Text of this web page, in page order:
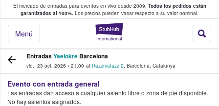
El mercado de entradas para eventos en vivo desde 2009. Todos los pedidos están
garantizados al 100%. Los precios pueden variar respecto a su valor nominal.
StubHub:
Menú
y venta de entradas entre fans
EntradasYaelokre Barcelona
vie., 23 oct. 2026 • 21:00 at Razzmatazz 2, Barcelona, Catalunya
Evento con entrada general
Las entradas dan acceso a cualquier asiento libre o zona de pie disponible.
No hay asientos asignados.